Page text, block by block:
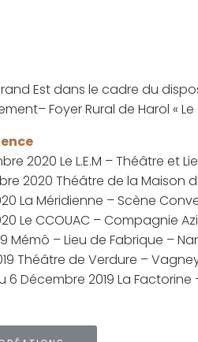
Est dans le cadre du
Foyer Rural de Harol «
2020 Le L.E.M – Théâtre
2020 Théâtre de la Maison
La Méridienne – Scène
Le CCOUAC – Compagnie
Mémô – Lieu de Fabrique –
Théâtre de Verdure –
6 Décembre 2019 La